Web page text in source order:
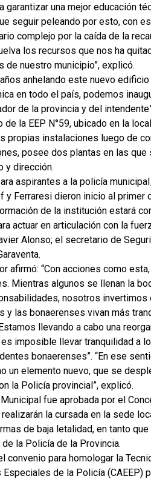
garantizar una mejor educación
seguir peleando por esto, con
complejo por la caída de la
los recursos que nos ha
nuestro municipio”, explicó.
anhelando este nuevo
en todo el país, podemos
de la provincia y del
de la EEP N°59, ubicado en la
propias instalaciones luego de
posee dos plantas en las
y dirección.
aspirantes a la policía municipal_
y Ferraresi dieron inicio al
de la institución estará
actuar en articulación con la
Alonso; el secretario de
afirmó: “Con acciones como
Mientras algunos se llenan la
nosotros invertimos
y las bonaerenses vivan más
llevando a cabo una
imposible llevar tranquilidad a
bonaerenses”. “En ese
un elemento nuevo, que se
la Policía provincial”, explicó.
fue aprobada por el
la cursada en la sede
de baja letalidad, en tanto
la Policía de la Provincia.
convenio para homologar la
de la Policía (CAEEP)